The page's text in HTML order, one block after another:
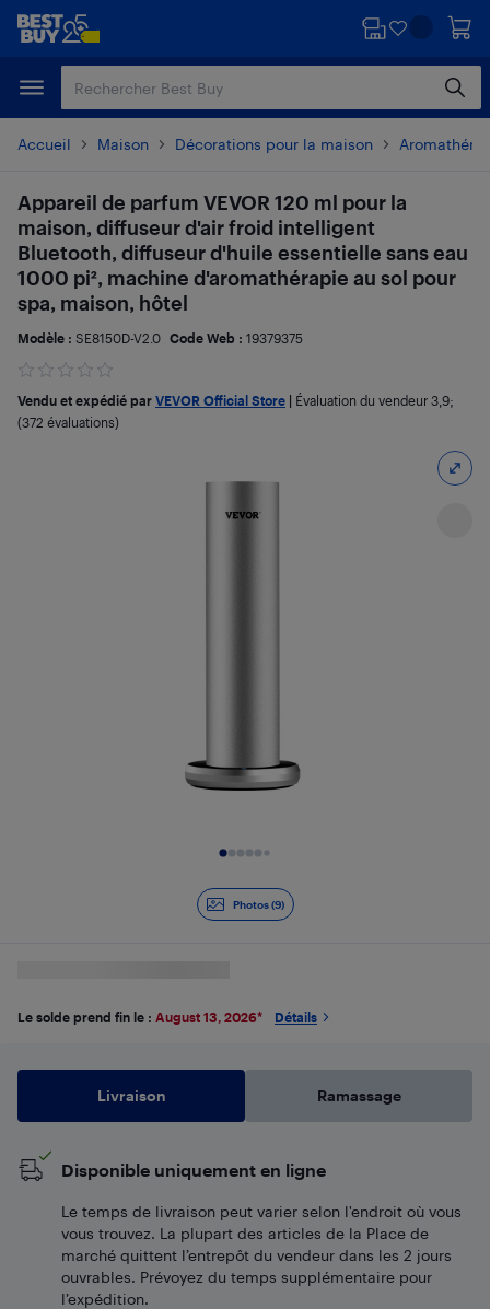
Passer
principal
Passer
Accueil Maison Décorations pour la maison
Photos (9)
Appareil de parfum VEVOR 120 ml pour la
maison, diffuseur d'air froid intelligent
Bluetooth, diffuseur d'huile essentielle sans eau
1000 pi², machine d'aromathérapie au sol pour
spa, maison, hôtel
Modèle : SE8150D-V2.0 Code Web : 19379375
Vendu et expédié par VEVOR Official Store Évaluation du vendeur 3,9;
(372 évaluations)
Le solde prend fin le : August 13, 2026* Détails
Livraison Ramassage
Disponible uniquement en ligne
Le temps de livraison peut varier selon l'endroit où vous
vous trouvez. La plupart des articles de la Place de
marché quittent l’entrepôt du vendeur dans les 2 jours
ouvrables. Prévoyez du temps supplémentaire pour
l’expédition.